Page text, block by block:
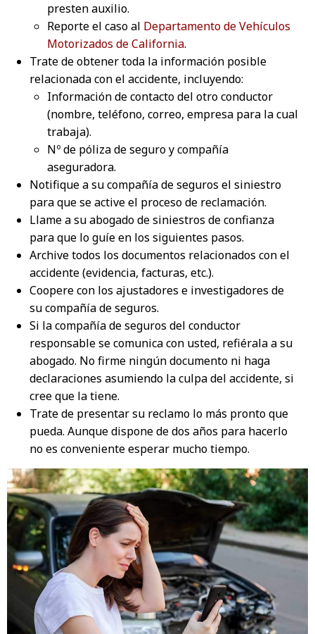
presten auxilio.
Reporte el caso al Departamento de Vehículos
Motorizados de California.
Trate de obtener toda la información posible
relacionada con el accidente, incluyendo:
Información de contacto del otro conductor
(nombre, teléfono, correo, empresa para la cual
trabaja).
Nº de póliza de seguro y compañía
aseguradora.
Notifique a su compañía de seguros el siniestro
para que se active el proceso de reclamación.
Llame a su abogado de siniestros de confianza
para que lo guíe en los siguientes pasos.
Archive todos los documentos relacionados con el
accidente (evidencia, facturas, etc.).
Coopere con los ajustadores e investigadores de
su compañía de seguros.
Si la compañía de seguros del conductor
responsable se comunica con usted, refiérala a su
abogado. No firme ningún documento ni haga
declaraciones asumiendo la culpa del accidente, si
cree que la tiene.
Trate de presentar su reclamo lo más pronto que
pueda. Aunque dispone de dos años para hacerlo
no es conveniente esperar mucho tiempo.